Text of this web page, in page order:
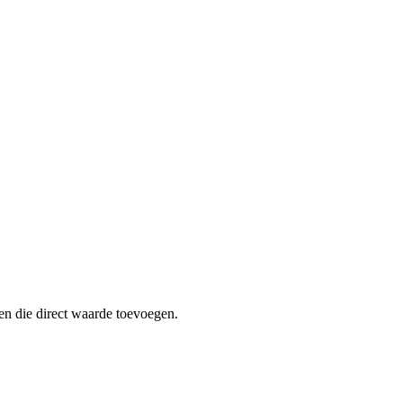
die direct waarde toevoegen.